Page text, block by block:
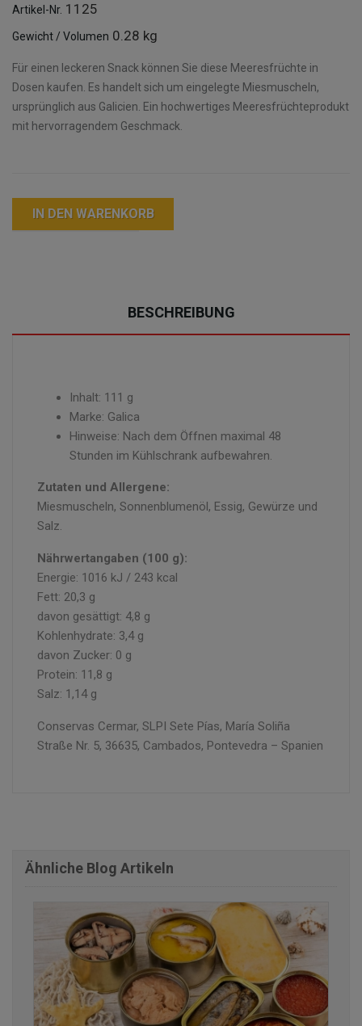
Artikel-Nr. 1125
Gewicht / Volumen 0.28 kg
Für einen leckeren Snack können Sie diese Meeresfrüchte in
Dosen kaufen. Es handelt sich um eingelegte Miesmuscheln,
ursprünglich aus Galicien. Ein hochwertiges Meeresfrüchteprodukt
mit hervorragendem Geschmack.
IN DEN WARENKORB
BESCHREIBUNG
Inhalt: 111 g
Marke: Galica
Hinweise: Nach dem Öffnen maximal 48
Stunden im Kühlschrank aufbewahren.
Zutaten und Allergene:
Miesmuscheln, Sonnenblumenöl, Essig, Gewürze und
Salz.
Nährwertangaben (100 g):
Energie: 1016 kJ / 243 kcal
Fett: 20,3 g
davon gesättigt: 4,8 g
Kohlenhydrate: 3,4 g
davon Zucker: 0 g
Protein: 11,8 g
Salz: 1,14 g
Conservas Cermar, SLPI Sete Pías, María Soliña
Straße Nr. 5, 36635, Cambados, Pontevedra – Spanien
Ähnliche Blog Artikeln